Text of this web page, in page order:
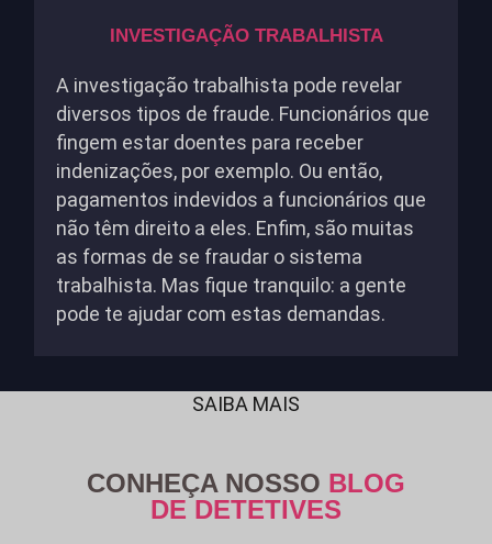
INVESTIGAÇÃO TRABALHISTA
A investigação trabalhista pode revelar
diversos tipos de fraude. Funcionários que
fingem estar doentes para receber
indenizações, por exemplo. Ou então,
pagamentos indevidos a funcionários que
não têm direito a eles. Enfim, são muitas
as formas de se fraudar o sistema
trabalhista. Mas fique tranquilo: a gente
pode te ajudar com estas demandas.
SAIBA MAIS
CONHEÇA NOSSO BLOG
DE DETETIVES